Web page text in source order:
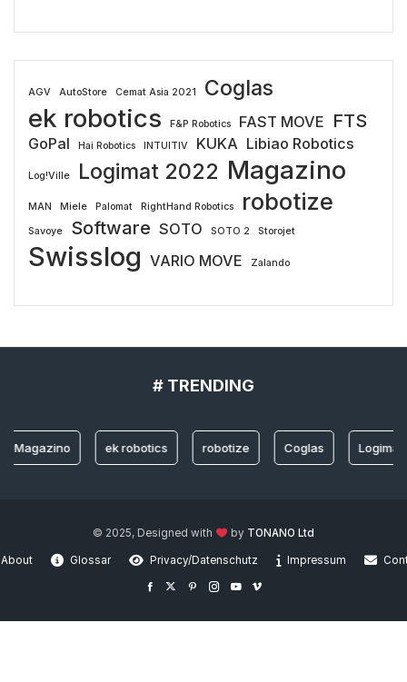
AGV AutoStore Cemat Asia 2021 Coglas
ek robotics F&P Robotics FAST MOVE FTS
GoPal Hai Robotics INTUITIV KUKA Libiao Robotics
Log!Ville Logimat 2022 Magazino
MAN Miele Palomat RightHand Robotics robotize
Savoye Software SOTO SOTO 2 Storojet
Swisslog VARIO MOVE Zalando
# TRENDING
ek robotics robotize Coglas Logimat 2022
© 2025, Designed with by TONANO Ltd
About Glossar Privacy/Datenschutz Impressum